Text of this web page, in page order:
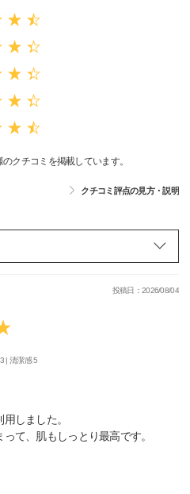
クチコミを掲載しています。
クチコミ評点の見方・説明
投稿日：2026/08/04
3 |清潔感 5
しました。
て、肌もしっとり最高です。